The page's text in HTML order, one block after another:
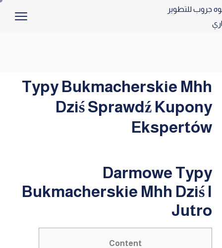
Typy Bukmacherskie Mhh
Dziś Sprawdź Kupony
Ekspertów
Darmowe Typy
Bukmacherskie Mhh Dziś I
Jutro
Content